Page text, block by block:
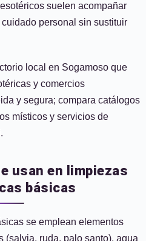
suelen acompañar
personal sin sustituir
local en Sogamoso que
y comercios
y segura; compara catálogos
místicos y servicios de
usan en limpiezas
básicas
se emplean elementos
(salvia, ruda, palo santo), agua